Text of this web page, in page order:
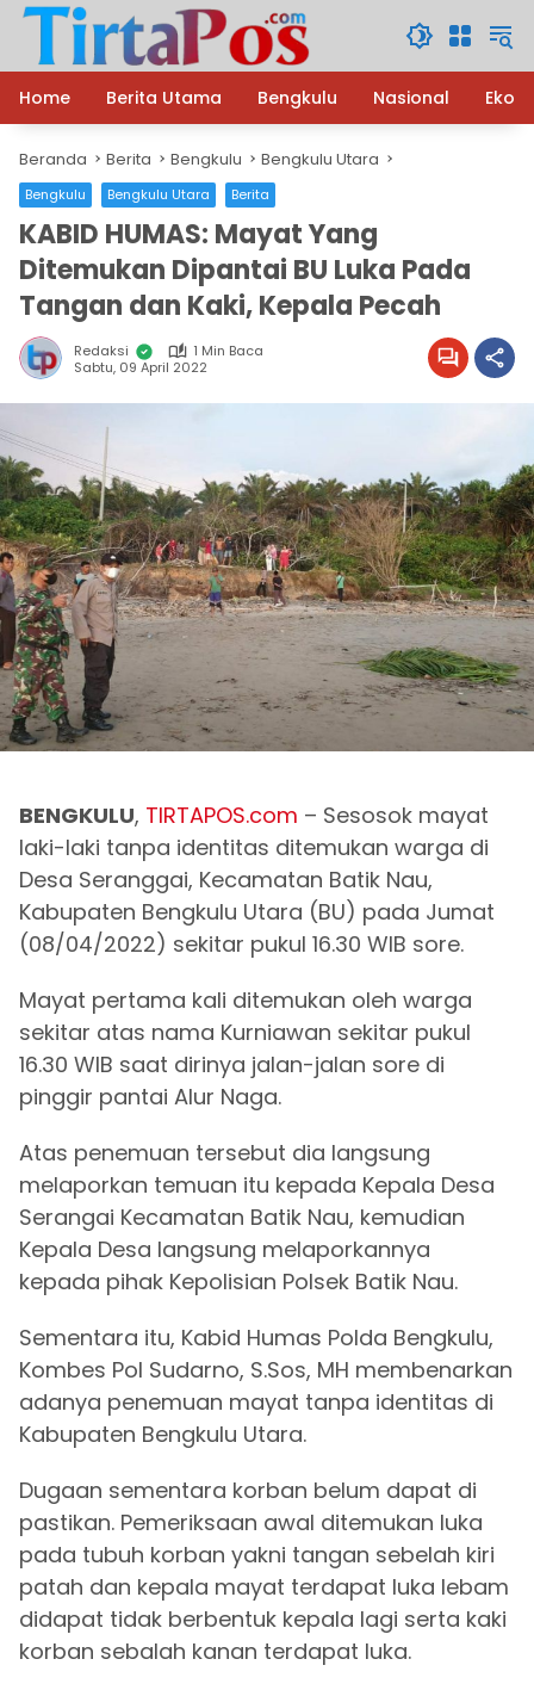
Langsung
konten
Home
Berita Utama Bengkulu Nasional
Beranda Berita Bengkulu Bengkulu Utara
Bengkulu Bengkulu Utara Berita
KABID HUMAS: Mayat Yang
Ditemukan Dipantai BU Luka Pada
Tangan dan Kaki, Kepala Pecah
Redaksi
1 Min Baca
Sabtu, 09 April 2022
BENGKULU, TIRTAPOS.com – Sesosok mayat
laki-laki tanpa identitas ditemukan warga di
Desa Seranggai, Kecamatan Batik Nau,
Kabupaten Bengkulu Utara (BU) pada Jumat
(08/04/2022) sekitar pukul 16.30 WIB sore.
Mayat pertama kali ditemukan oleh warga
sekitar atas nama Kurniawan sekitar pukul
16.30 WIB saat dirinya jalan-jalan sore di
pinggir pantai Alur Naga.
Atas penemuan tersebut dia langsung
melaporkan temuan itu kepada Kepala Desa
Serangai Kecamatan Batik Nau, kemudian
Kepala Desa langsung melaporkannya
kepada pihak Kepolisian Polsek Batik Nau.
Sementara itu, Kabid Humas Polda Bengkulu,
Kombes Pol Sudarno, S.Sos, MH membenarkan
adanya penemuan mayat tanpa identitas di
Kabupaten Bengkulu Utara.
Dugaan sementara korban belum dapat di
pastikan. Pemeriksaan awal ditemukan luka
pada tubuh korban yakni tangan sebelah kiri
patah dan kepala mayat terdapat luka lebam
didapat tidak berbentuk kepala lagi serta kaki
korban sebalah kanan terdapat luka.